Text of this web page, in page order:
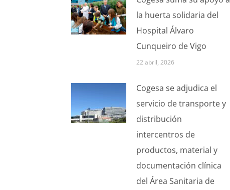
la huerta solidaria del
Hospital Álvaro
Cunqueiro de Vigo
22 abril, 2026
Cogesa se adjudica el
servicio de transporte y
distribución
intercentros de
productos, material y
documentación clínica
del Área Sanitaria de